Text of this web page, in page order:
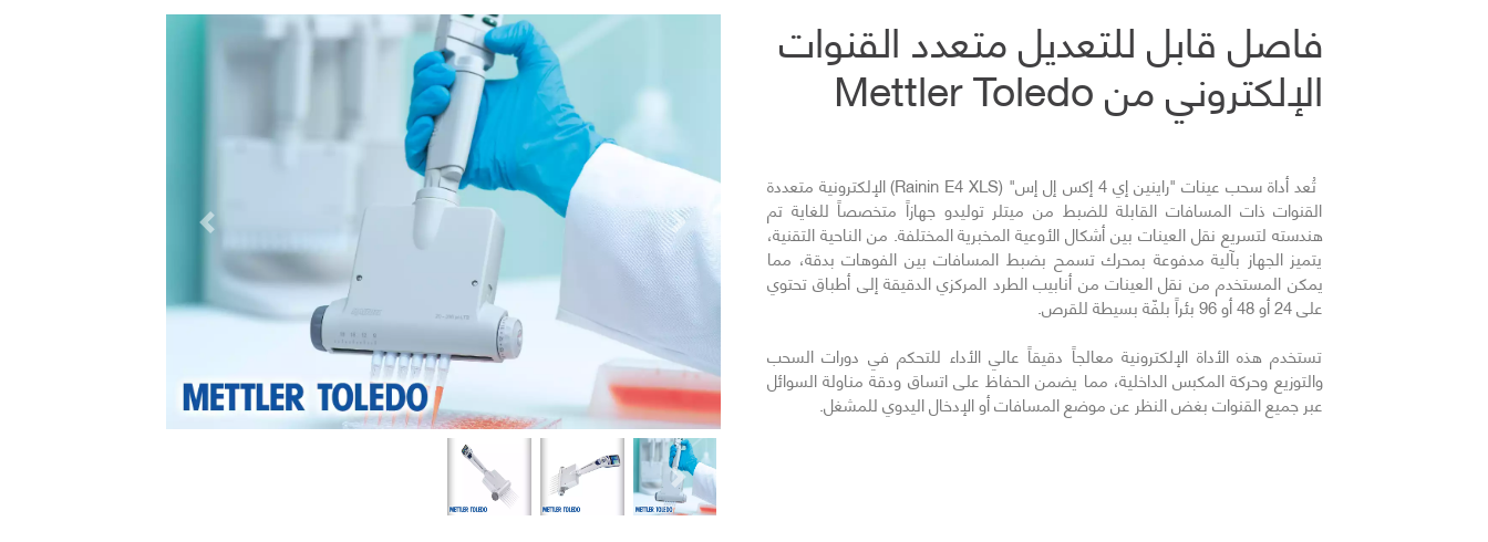
السابق التالي
التالي
فاصل قابل للتعديل متعدد القنوات
الإلكتروني من Mettler Toledo
تُعد أداة سحب عينات "راينين إي 4 إكس إل إس" (Rainin E4 XLS) الإلكترونية متعددة
القنوات ذات المسافات القابلة للضبط من ميتلر توليدو جهازاً متخصصاً للغاية تم
هندسته لتسريع نقل العينات بين أشكال الأوعية المخبرية المختلفة. من الناحية التقنية،
يتميز الجهاز بآلية مدفوعة بمحرك تسمح بضبط المسافات بين الفوهات بدقة، مما
يمكن المستخدم من نقل العينات من أنابيب الطرد المركزي الدقيقة إلى أطباق تحتوي
على 24 أو 48 أو 96 بئراً بلفّة بسيطة للقرص.
تستخدم هذه الأداة الإلكترونية معالجاً دقيقاً عالي الأداء للتحكم في دورات السحب
والتوزيع وحركة المكبس الداخلية، مما يضمن الحفاظ على اتساق ودقة مناولة السوائل
عبر جميع القنوات بغض النظر عن موضع المسافات أو الإدخال اليدوي للمشغل.